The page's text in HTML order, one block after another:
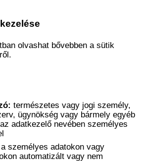
olvashat bővebben a sütik
természetes vagy jogi személy,
ügynökség vagy bármely egyéb
adatkezelő nevében személyes
a személyes adatokon vagy
automatizált vagy nem